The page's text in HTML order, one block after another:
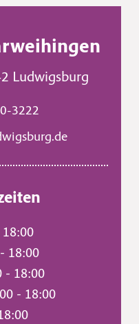
Ludwigsburg
3222
18:00
18:00
- 18:00